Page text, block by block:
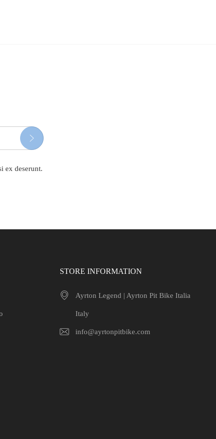
ex deserunt.
STORE INFORMATION
Ayrton Legend | Ayrton Pit Bike Italia
Italy
info@ayrtonpitbike.com